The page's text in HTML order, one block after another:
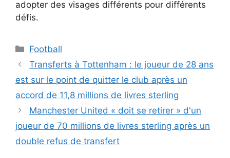
adopter des visages différents pour différents
défis.
Catégories
Football
Transferts à Tottenham : le joueur de 28 ans
est sur le point de quitter le club après un
accord de 11,8 millions de livres sterling
Manchester United « doit se retirer » d'un
joueur de 70 millions de livres sterling après un
double refus de transfert